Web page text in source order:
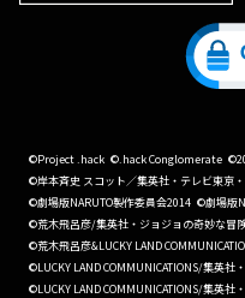
©Project .hack ©.hack Conglomerate
©岸本斉史 スコット／集英社・テレビ東京
©劇場版NARUTO製作委員会2014 ©劇場版
©荒木飛呂彦/集英社・ジョジョの奇妙な冒
©荒木飛呂彦&LUCKY LAND
©LUCKY LAND COMMUNICATIONS/集英
©LUCKY LAND COMMUNICATIONS/集英社